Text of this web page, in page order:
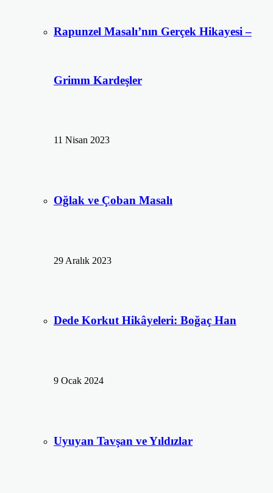
Rapunzel Masalı’nın Gerçek Hikayesi –
Grimm Kardeşler
11 Nisan 2023
Oğlak ve Çoban Masalı
29 Aralık 2023
Dede Korkut Hikâyeleri: Boğaç Han
9 Ocak 2024
Uyuyan Tavşan ve Yıldızlar